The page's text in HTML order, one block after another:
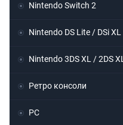
Nintendo Switch 2
Nintendo DS Lite / DSi XL
Nintendo 3DS XL / 2DS XL
Ретро консоли
PC